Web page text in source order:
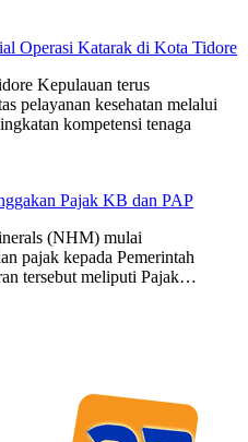
Operasi Katarak di Kota Tidore
Kepulauan terus
pelayanan kesehatan melalui
kompetensi tenaga
Pajak KB dan PAP
(NHM) mulai
pajak kepada Pemerintah
tersebut meliputi Pajak…